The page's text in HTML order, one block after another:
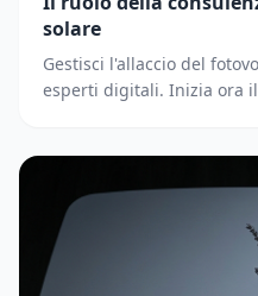
solare
Gestisci l'allaccio del
esperti digitali. Inizia ora